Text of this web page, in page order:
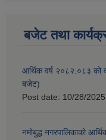
बजेट तथा
आर्थिक वर्ष २०८२.०८३ को
बजेट)
Post date: 10/28/
नमोबुद्ध नगरपालिकाको